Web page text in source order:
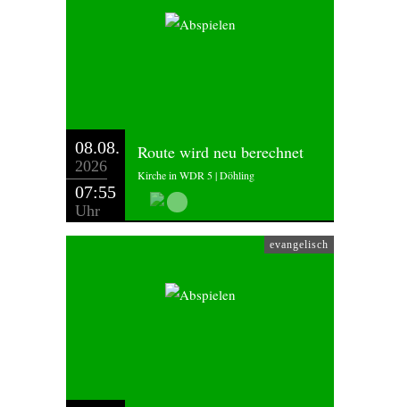
08.08.
2026
07:55
Uhr
Route wird neu berechnet
Kirche in WDR 5 | Döhling
evangelisch